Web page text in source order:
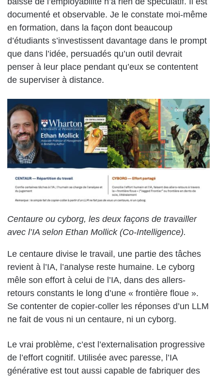
documenté et observable. Je le constate moi-même
en formation, dans la façon dont beaucoup
d’étudiants s’investissent davantage dans le prompt
que dans l’idée, persuadés qu’un outil devrait
penser à leur place pendant qu’eux se contentent
de superviser à distance.
Centaure ou cyborg, les deux façons de travailler
avec l’IA selon Ethan Mollick (Co-Intelligence).
Le centaure divise le travail, une partie des tâches
revient à l’IA, l’analyse reste humaine. Le cyborg
mêle son effort à celui de l’IA, dans des allers-
retours constants le long d’une « frontière floue ».
Se contenter de copier-coller les réponses d’un LLM
ne fait de vous ni un centaure, ni un cyborg.
Le vrai problème, c’est l’externalisation progressive
de l’effort cognitif. Utilisée avec paresse, l’IA
générative est tout aussi capable de fabriquer des